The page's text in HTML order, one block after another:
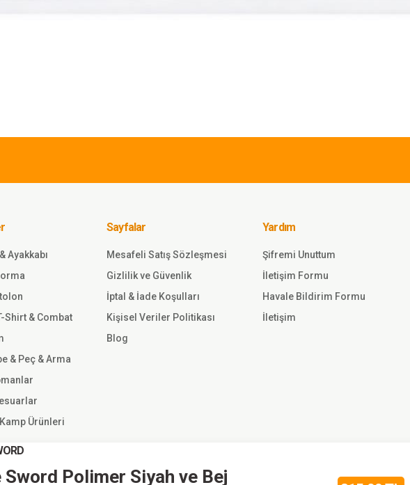
Gönder
367,50
TL
Single
Sword Polimer Siyah ve Bej
Ayakkabı
Shirt & Combat
& Peç & Arma
Ürünleri
Sayfalar
Mesafeli Satış Sözleşmesi
Gizlilik ve Güvenlik
İptal & İade Koşulları
Kişisel Veriler Politikası
Blog
Yardım
Şifremi Unuttum
İletişim Formu
Havale Bildirim Formu
İletişim